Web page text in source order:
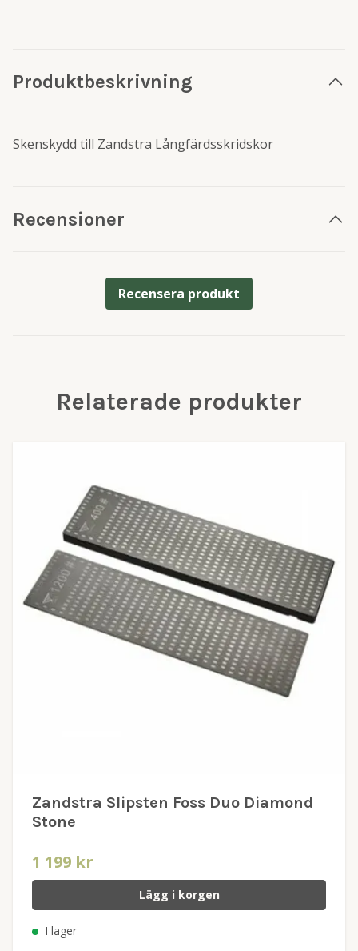
Produktbeskrivning
Skenskydd till Zandstra Långfärdsskridskor
Recensioner
Recensera produkt
Relaterade produkter
Zandstra Slipsten Foss Duo Diamond
Stone
1 199 kr
Lägg i korgen
I lager